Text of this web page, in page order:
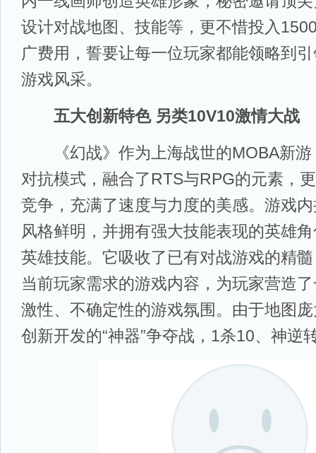
设计对战地图、技能等，更不惜投入
广费用，誓要让每一位玩家都能领略到
游戏风采。
五大创新特色 另类10V10激情大战
《幻战》作为上海战世的MOBA新游
对抗模式，融合了RTS与RPG的元素，
竞争，充满了速度与力度的美感。游戏
风格鲜明，并拥有强大技能表现的英雄
英雄技能。它吸收了已有对战游戏的精
当前玩家需求的游戏内容，为玩家营造
激性、不确定性的游戏氛围。由于地图
创新开发的“神器”争夺战，1杀10、神逆